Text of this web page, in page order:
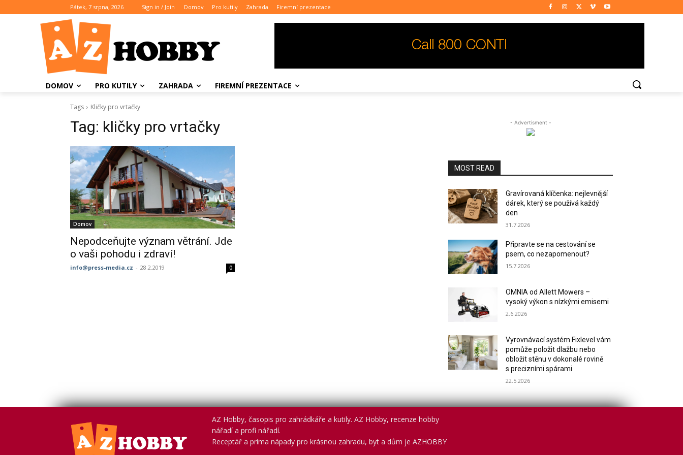
Pátek, 7 srpna, 2026 Sign in / Join Domov Pro kutily Zahrada Firemní prezentace
DOMOV PRO KUTILY ZAHRADA FIREMNÍ PREZENTACE
Tags Kličky pro vrtačky
Tag: kličky pro vrtačky
Domov
Nepodceňujte význam větrání. Jde
o vaši pohodu i zdraví!
info@press-media.cz - 28.2.2019 0
- Advertisment -
MOST READ
Gravírovaná klíčenka: nejlevnější
dárek, který se používá každý
den
31.7.2026
Připravte se na cestování se
psem, co nezapomenout?
15.7.2026
OMNIA od Allett Mowers –
vysoký výkon s nízkými emisemi
2.6.2026
Vyrovnávací systém Fixlevel vám
pomůže položit dlažbu nebo
obložit stěnu v dokonalé rovině
s precizními spárami
22.5.2026
AZ Hobby, časopis pro zahrádkáře a kutily. AZ Hobby, recenze hobby
nářadí a profi nářadí.
Receptář a prima nápady pro krásnou zahradu, byt a dům je AZHOBBY